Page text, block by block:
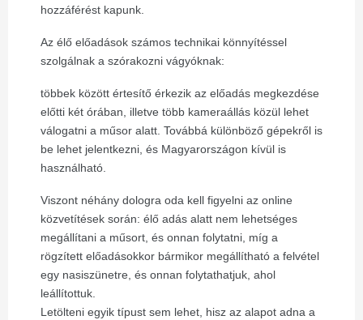
hozzáférést kapunk.
Az élő előadások számos technikai könnyítéssel
szolgálnak a szórakozni vágyóknak:
többek között értesítő érkezik az előadás megkezdése
előtti két órában, illetve több kameraállás közül lehet
válogatni a műsor alatt. Továbbá különböző gépekről is
be lehet jelentkezni, és Magyarországon kívül is
használható.
Viszont néhány dologra oda kell figyelni az online
közvetítések során: élő adás alatt nem lehetséges
megállítani a műsort, és onnan folytatni, míg a
rögzített előadásokkor bármikor megállítható a felvétel
egy nasiszünetre, és onnan folytathatjuk, ahol
leállítottuk.
Letölteni egyik típust sem lehet, hisz az alapot adna a